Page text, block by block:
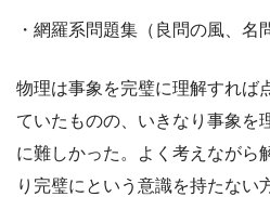
・網羅系問題集（良問の風、名
物理は事象を完璧に理解すれば
ていたものの、いきなり事象を
に難しかった。よく考えながら
り完璧にという意識を持たない